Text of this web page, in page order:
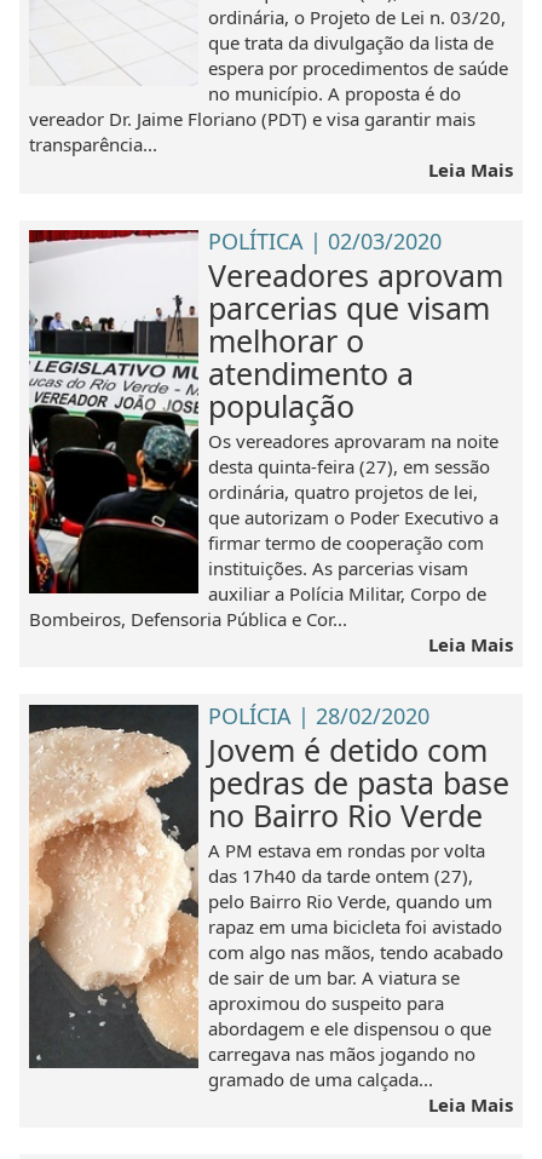
ordinária, o Projeto de Lei n. 03/20,
que trata da divulgação da lista de
espera por procedimentos de saúde
no município. A proposta é do
vereador Dr. Jaime Floriano (PDT) e visa garantir mais
transparência...
Leia Mais
POLÍTICA | 02/03/2020
Vereadores aprovam
parcerias que visam
melhorar o
atendimento a
população
Os vereadores aprovaram na noite
desta quinta-feira (27), em sessão
ordinária, quatro projetos de lei,
que autorizam o Poder Executivo a
firmar termo de cooperação com
instituições. As parcerias visam
auxiliar a Polícia Militar, Corpo de
Bombeiros, Defensoria Pública e Cor...
Leia Mais
POLÍCIA | 28/02/2020
Jovem é detido com
pedras de pasta base
no Bairro Rio Verde
A PM estava em rondas por volta
das 17h40 da tarde ontem (27),
pelo Bairro Rio Verde, quando um
rapaz em uma bicicleta foi avistado
com algo nas mãos, tendo acabado
de sair de um bar. A viatura se
aproximou do suspeito para
abordagem e ele dispensou o que
carregava nas mãos jogando no
gramado de uma calçada...
Leia Mais